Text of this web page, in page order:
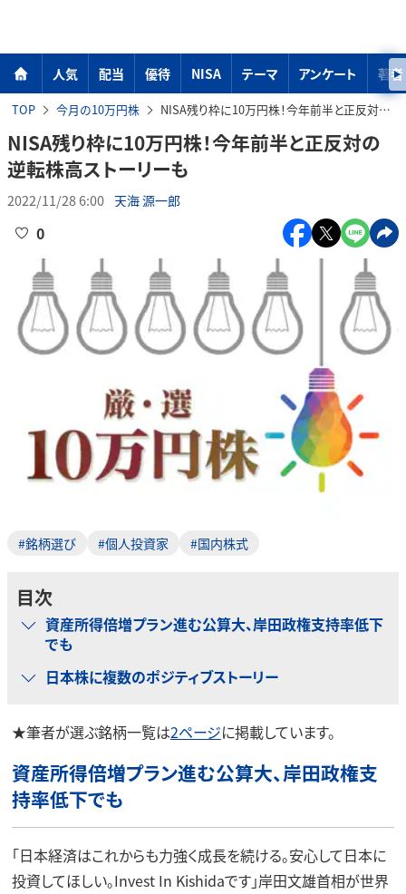
人気 配当 優待 NISA テーマ アンケート 著者
TOP 今月の10万円株 NISA残り枠に10万円株！今年前半と正反対の逆転株高ストーリーも
NISA残り枠に10万円株！今年前半と正反対の
逆転株高ストーリーも
2022/11/28 6:00 天海 源一郎
0
#銘柄選び #個人投資家 #国内株式
目次
資産所得倍増プラン進む公算大、岸田政権支持率低下
でも
日本株に複数のポジティブストーリー
★筆者が選ぶ銘柄一覧は2ページに掲載しています。
資産所得倍増プラン進む公算大、岸田政権支
持率低下でも
「日本経済はこれからも力強く成長を続ける。安心して日本に
投資してほしい。Invest In Kishidaです」岸田文雄首相が世界